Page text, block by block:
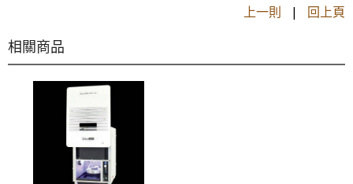
上一則 | 回上頁
相關商品